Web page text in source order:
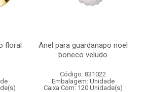
floral
Anel para guardanapo noel
boneco veludo
Código: 831022
Embalagem: Unidade
Caixa Com: 120 Unidade(s)